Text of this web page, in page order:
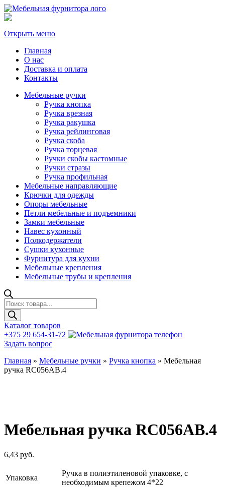
Открыть меню
Главная
О нас
Доставка и оплата
Контакты
Мебельные ручки
Ручка кнопка
Ручка врезная
Ручка ракушка
Ручка рейлинговая
Ручка скоба
Ручка торцевая
Ручки скобы кастомные
Ручки стразы
Ручка профильная
Мебельные направляющие
Крючки для одежды
Опоры мебельные
Петли мебельные и подъемники
Замки мебельные
Навес кухонный
Полкодержатели
Сушки кухонные
Фурнитура для кухни
Мебельные крепления
Мебельные трубы и крепления
Поиск
товаров
Каталог товаров
+375 29 654-31-72
Задать вопрос
Главная » Мебельные ручки » Ручка кнопка » Мебельная
ручка RC056AB.4
Мебельная ручка RC056AB.4
6,43 руб.
Упаковка
Ручка в полиэтиленовой упаковке, с
необходимым крепежом 4*22